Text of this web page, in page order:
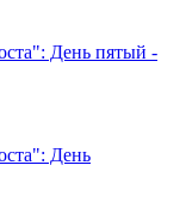
День пятый -
День